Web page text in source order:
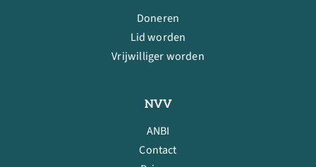
Doneren
Lid worden
Vrijwilliger worden
NVV
ANBI
Contact